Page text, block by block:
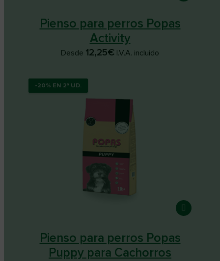
Pienso para perros Popas
Activity
Desde 12,25€ I.V.A. incluido
-20% EN 2ª UD.
-20% EN 2ª UD.
Pienso para perros Popas
Puppy para Cachorros